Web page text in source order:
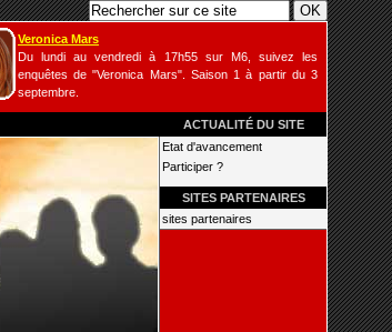
Veronica Mars
Du lundi au vendredi à 17h55 sur M6, suivez les
enquêtes de "Veronica Mars". Saison 1 à partir du 3
septembre.
ACTUALITÉ DU SITE
Etat d'avancement
Participer ?
SITES PARTENAIRES
sites partenaires